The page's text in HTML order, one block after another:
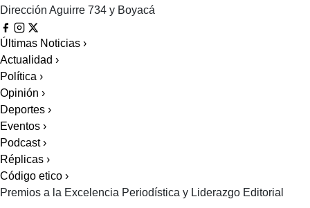
Dirección Aguirre 734 y Boyacá
Últimas Noticias ›
Actualidad ›
Política ›
Opinión ›
Deportes ›
Eventos ›
Podcast ›
Réplicas ›
Código etico ›
Premios a la Excelencia Periodística y Liderazgo Editorial